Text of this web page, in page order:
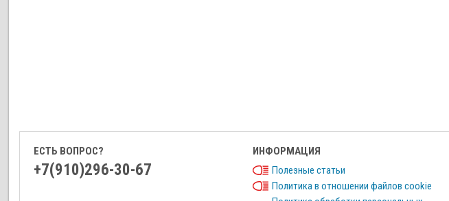
ЕСТЬ ВОПРОС?
+7(910)296-30-67
ИНФОРМАЦИЯ
Полезные статьи
Политика в отношении файлов cookie